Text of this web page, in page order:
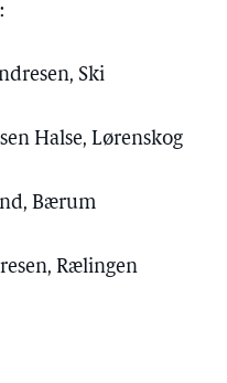
Ski
Halse, Lørenskog
Bærum
Rælingen